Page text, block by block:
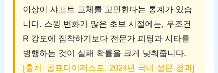
이상이 샤프트 교체를 고민한다는 통계가 있습
니다. 스윙 변화가 많은 초보 시절에는, 무조건
R 강도에 집착하기보다 전문가 피팅과 시타를
병행하는 것이 실패 확률을 크게 낮춰줍니다.
[출처: 골프다이제스트, 2024년 국내 설문 결과]